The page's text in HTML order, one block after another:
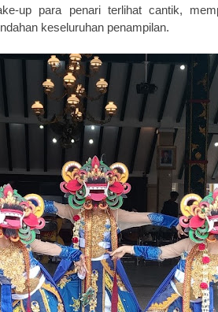
up para penari terlihat cantik,
keseluruhan penampilan.